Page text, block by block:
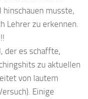
musste,
Lehrer zu erkennen.
der es schaffte,
zu aktuellen
von lautem
Einige